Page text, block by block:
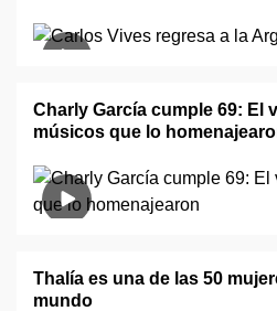
Charly García cumple 69: El
músicos que lo
Thalía es una de las 50
mundo